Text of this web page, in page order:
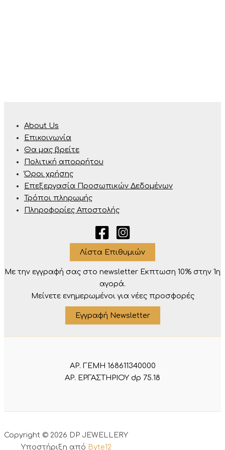
About Us
Επικοινωνία
Θα μας βρείτε
Πολιτική απορρήτου
Όροι χρήσης
Επεξεργασία Προσωπικών Δεδομένων
Τρόποι πληρωμής
Πληροφορίες Αποστολής
Λίστα Επιθυμιών
Με την εγγραφή σας στο newsletter Eκπτωση 10% στην 1η
αγορά.
Μείνετε ενημερωμένοι για νέες προσφορές
Εγγραφή Newsletter
ΑΡ. ΓΕΜΗ 168611340000
ΑΡ. ΕΡΓΑΣΤΗΡΙΟΥ dp 75.18
Copyright © 2026 DP JEWELLERY
Υποστήριξη από Byte12